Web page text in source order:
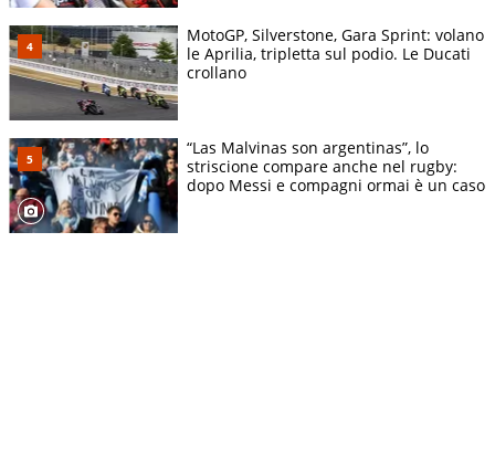
MotoGP, Silverstone, Gara Sprint: volano
le Aprilia, tripletta sul podio. Le Ducati
crollano
“Las Malvinas son argentinas”, lo
striscione compare anche nel rugby:
dopo Messi e compagni ormai è un caso